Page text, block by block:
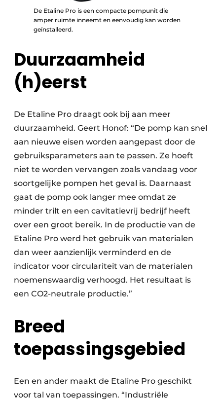
De Etaline Pro is een compacte pompunit die
amper ruimte inneemt en eenvoudig kan worden
geïnstalleerd.
Duurzaamheid
(h)eerst
De Etaline Pro draagt ook bij aan meer
duurzaamheid. Geert Honof: “De pomp kan snel
aan nieuwe eisen worden aangepast door de
gebruiksparameters aan te passen. Ze hoeft
niet te worden vervangen zoals vandaag voor
soortgelijke pompen het geval is. Daarnaast
gaat de pomp ook langer mee omdat ze
minder trilt en een cavitatievrij bedrijf heeft
over een groot bereik. In de productie van de
Etaline Pro werd het gebruik van materialen
dan weer aanzienlijk verminderd en de
indicator voor circulariteit van de materialen
noemenswaardig verhoogd. Het resultaat is
een CO2-neutrale productie.”
Breed
toepassingsgebied
Een en ander maakt de Etaline Pro geschikt
voor tal van toepassingen. “Industriële